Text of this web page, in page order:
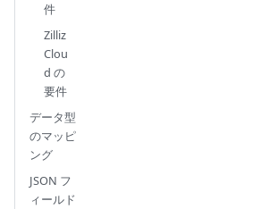
件
Zilliz
Clou
d の
要件
データ型
のマッピ
ング
JSON フ
ィールド